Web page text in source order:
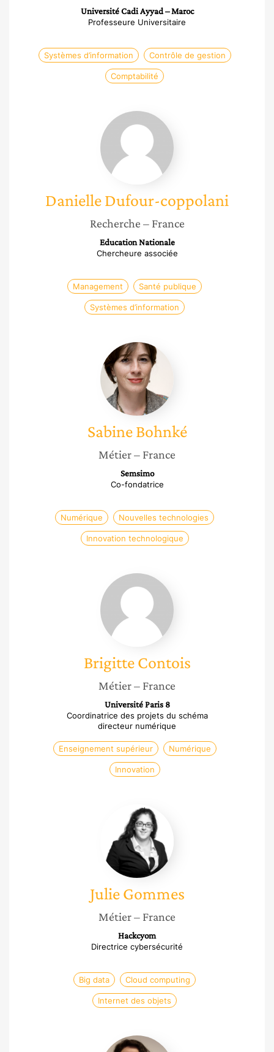
Université Cadi Ayyad – Maroc
Professeure Universitaire
Systèmes d’information Contrôle de gestion
Comptabilité
Danielle
Dufour-
coppolani
DanielleDufour-coppolani
Recherche – France
Education Nationale
Chercheure associée
Management Santé publique
Systèmes d’information
Sabine
Bohnké
Sabine Bohnké
Métier– France
Semsimo
Co-fondatrice
Numérique Nouvelles technologies
Innovation technologique
Brigitte
Contois
Brigitte Contois
Métier– France
Université Paris 8
Coordinatrice des projets du schéma
directeur numérique
Enseignement supérieur Numérique
Innovation
Julie
Gommes
Julie Gommes
Métier– France
Hackcyom
Directrice cybersécurité
Big data Cloud computing
Internet des objets
Katell